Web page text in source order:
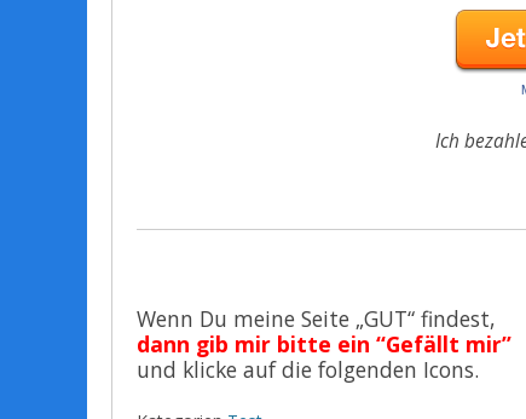
Ich
Wenn Du meine Seite „GUT“ findest,
dann gib mir bitte ein “Gefällt mir”
und klicke auf die folgenden Icons.